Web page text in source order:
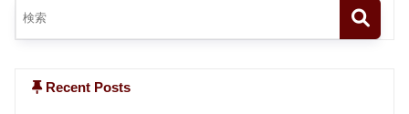
Recent Posts